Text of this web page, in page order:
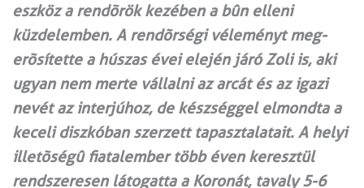
eszköz a rendõrök kezében a bûn elleni
küzdelemben. A rendõrségi véleményt meg-
erõsítette a húszas évei elején járó Zoli is, aki
ugyan nem merte vállalni az arcát és az igazi
nevét az interjúhoz, de készséggel elmondta a
keceli diszkóban szerzett tapasztalatait. A helyi
illetõségû fiatalember több éven keresztül
rendszeresen látogatta a Koronát, tavaly 5-6